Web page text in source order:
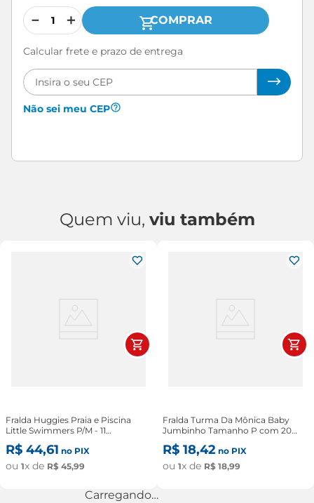
＋
－ COMPRAR
Calcular frete e prazo de entrega
Não sei meu CEP
Quem viu, viu também
Fralda Huggies Praia e Piscina
Little Swimmers P/M - 11
Unidades
R$ 44,61 no PIX
ou 1x de R$ 45,99
Fralda Turma Da Mônica Baby
Jumbinho Tamanho P com 20
Unidades
R$ 18,42 no PIX
ou 1x de R$ 18,99
Carregando…